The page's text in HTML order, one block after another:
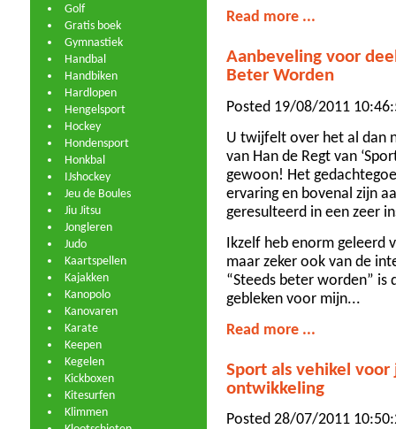
Golf
Gratis boek
Gymnastiek
Handbal
Handbiken
Hardlopen
Hengelsport
Hockey
Hondensport
Honkbal
IJshockey
Jeu de Boules
Jiu Jitsu
Jongleren
Judo
Kaartspellen
Kajakken
Kanopolo
Kanovaren
Karate
Keepen
Kegelen
Kickboxen
Kitesurfen
Klimmen
Read more ...
Aanbeveling voor
Beter Worden
Posted 19/08/2011
U twijfelt over het al dan
van Han de Regt van
gewoon! Het
ervaring en bovenal zijn
geresulteerd in een zeer
Ikzelf heb enorm geleerd
maar zeker ook van de
“Steeds beter worden” is
gebleken voor mijn...
Read more ...
Sport als vehikel
ontwikkeling
Posted 28/07/2011